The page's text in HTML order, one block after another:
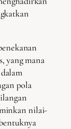
yang mana
pola
nilai-